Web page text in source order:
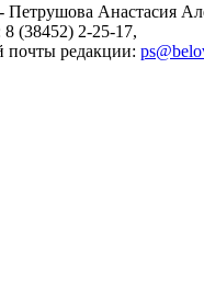
Петрушова Анастасия
(38452) 2-25-17,
почты редакции: